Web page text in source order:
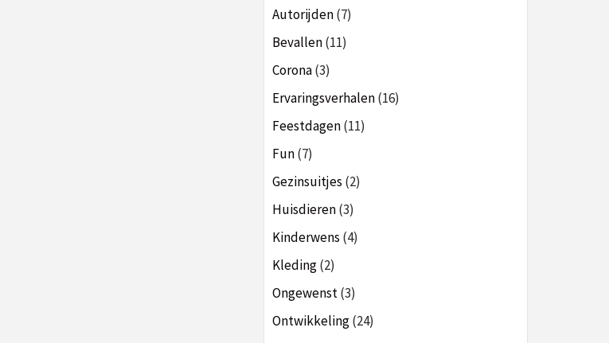
Autorijden(7)
Bevallen(11)
Corona(3)
Ervaringsverhalen(16)
Feestdagen(11)
Fun(7)
Gezinsuitjes (2)
Huisdieren(3)
Kinderwens (4)
Kleding(2)
Ongewenst(3)
Ontwikkeling(24)